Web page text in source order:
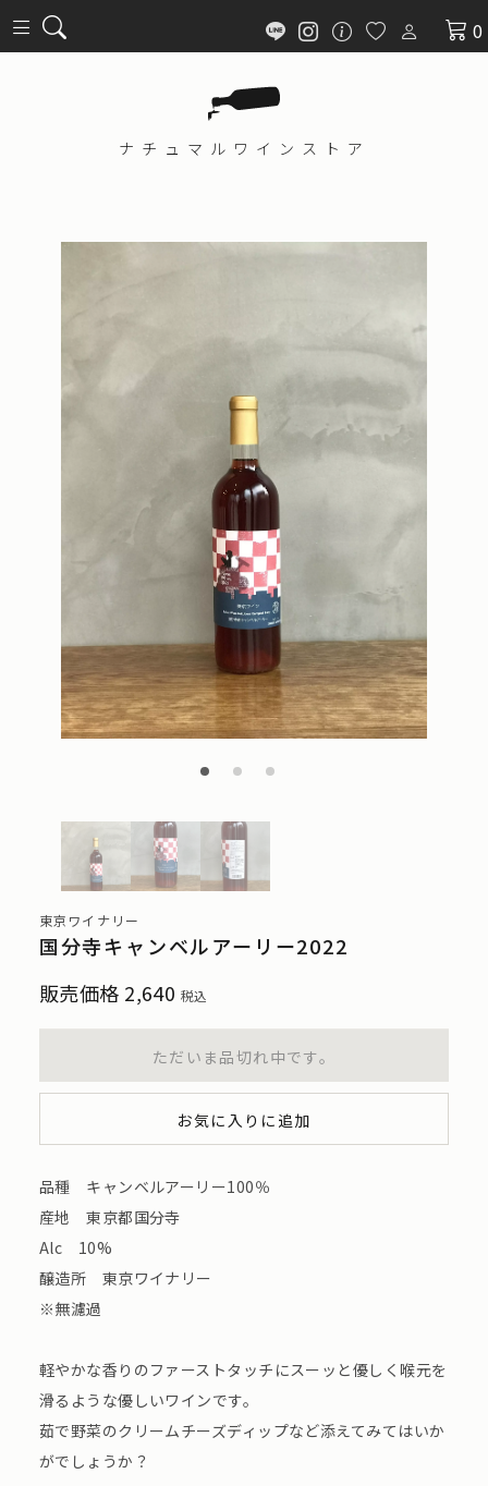
0
ナチュマル ワインストア
東京ワイナリー
国分寺キャンベルアーリー2022
販売価格 2,640 税込
ただいま品切れ中です。
お気に入りに追加
品種 キャンベルアーリー100％
産地 東京都国分寺
Alc 10%
醸造所 東京ワイナリー
※無濾過
軽やかな香りのファーストタッチにスーッと優しく喉元を
滑るような優しいワインです。
茹で野菜のクリームチーズディップなど添えてみてはいか
がでしょうか？